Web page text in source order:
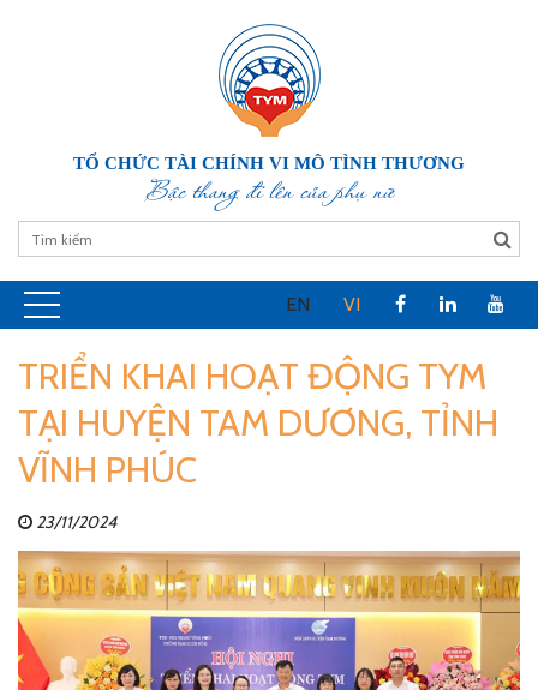
TỔ CHỨC TÀI CHÍNH VI MÔ TÌNH THƯƠNG
Bậc thang đi lên của phụ nữ
EN VI
TRIỂN KHAI HOẠT ĐỘNG TYM
TẠI HUYỆN TAM DƯƠNG, TỈNH
VĨNH PHÚC
23/11/2024